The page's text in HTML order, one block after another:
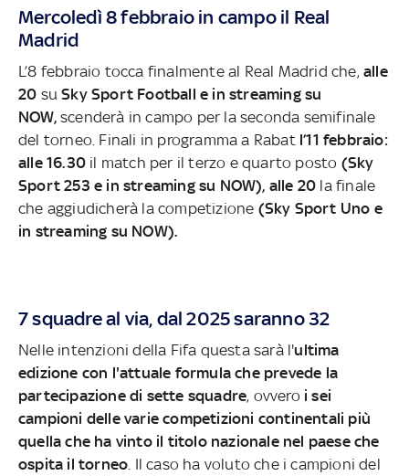
Mercoledì 8 febbraio in campo il Real
Madrid
L’8 febbraio tocca finalmente al Real Madrid che, alle
20 su Sky Sport Football e in streaming su
NOW, scenderà in campo per la seconda semifinale
del torneo. Finali in programma a Rabat l’11 febbraio:
alle 16.30 il match per il terzo e quarto posto (Sky
Sport 253 e in streaming su NOW), alle 20 la finale
che aggiudicherà la competizione (Sky Sport Uno e
in streaming su NOW).
7 squadre al via, dal 2025 saranno 32
Nelle intenzioni della Fifa questa sarà l'ultima
edizione con l'attuale formula che prevede la
partecipazione di sette squadre, ovvero i sei
campioni delle varie competizioni continentali più
quella che ha vinto il titolo nazionale nel paese che
ospita il torneo . Il caso ha voluto che i campioni del